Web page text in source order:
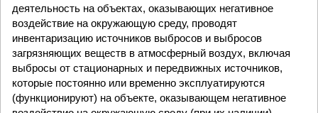
деятельность на объектах, оказывающих негативное
воздействие на окружающую среду, проводят
инвентаризацию источников выбросов и выбросов
загрязняющих веществ в атмосферный воздух, включая
выбросы от стационарных и передвижных источников,
которые постоянно или временно эксплуатируются
(функционируют) на объекте, оказывающем негативное